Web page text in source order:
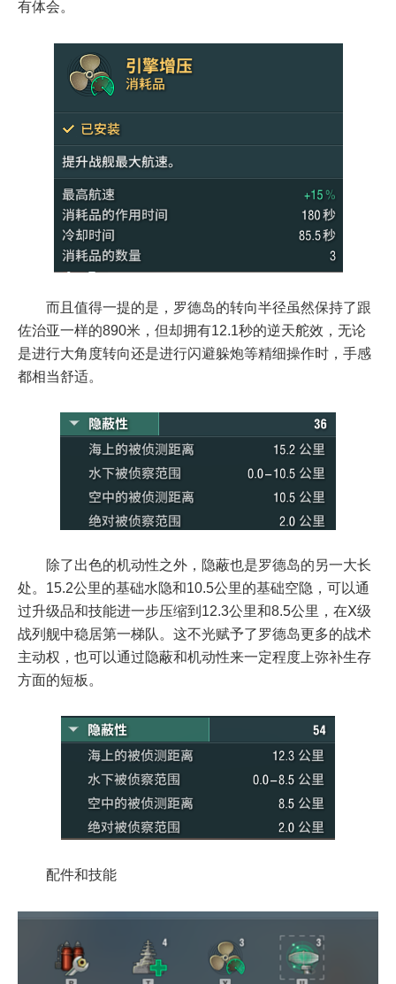
有体会。
而且值得一提的是，罗德岛的转向半径虽然保持了跟
佐治亚一样的890米，但却拥有12.1秒的逆天舵效，无论
是进行大角度转向还是进行闪避躲炮等精细操作时，手感
都相当舒适。
除了出色的机动性之外，隐蔽也是罗德岛的另一大长
处。15.2公里的基础水隐和10.5公里的基础空隐，可以通
过升级品和技能进一步压缩到12.3公里和8.5公里，在Ⅹ级
战列舰中稳居第一梯队。这不光赋予了罗德岛更多的战术
主动权，也可以通过隐蔽和机动性来一定程度上弥补生存
方面的短板。
配件和技能